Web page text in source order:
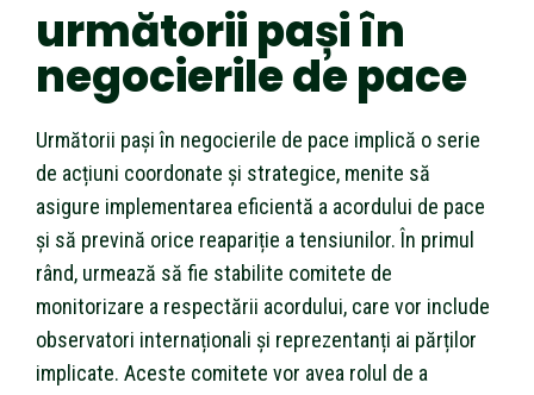
următorii pași în
negocierile de pace
Următorii pași în negocierile de pace implică o serie
de acțiuni coordonate și strategice, menite să
asigure implementarea eficientă a acordului de pace
și să prevină orice reapariție a tensiunilor. În primul
rând, urmează să fie stabilite comitete de
monitorizare a respectării acordului, care vor include
observatori internaționali și reprezentanți ai părților
implicate. Aceste comitete vor avea rolul de a